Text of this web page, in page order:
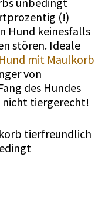
(!)
Hund keinesfalls
stören. Ideale
Hund mit Maulkorb
von
des Hundes
nicht tiergerecht!
tierfreundlich